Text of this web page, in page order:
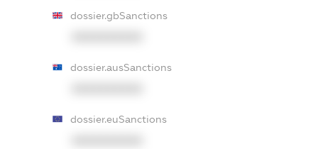
dossier.gbSanctions
dossier.ausSanctions
dossier.euSanctions